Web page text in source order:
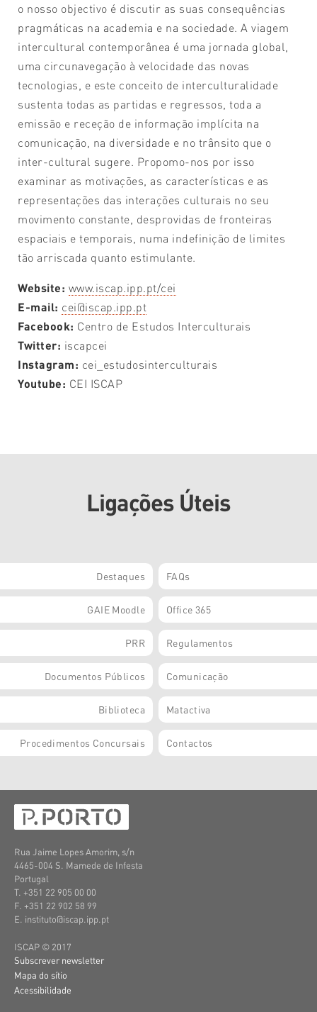
o nosso objectivo é discutir as suas consequências
pragmáticas na academia e na sociedade. A viagem
intercultural contemporânea é uma jornada global,
uma circunavegação à velocidade das novas
tecnologias, e este conceito de interculturalidade
sustenta todas as partidas e regressos, toda a
emissão e receção de informação implícita na
comunicação, na diversidade e no trânsito que o
inter-cultural sugere. Propomo-nos por isso
examinar as motivações, as características e as
representações das interações culturais no seu
movimento constante, desprovidas de fronteiras
espaciais e temporais, numa indefinição de limites
tão arriscada quanto estimulante.
Website: www.iscap.ipp.pt/cei
E-mail: cei@iscap.ipp.pt
Facebook: Centro de Estudos Interculturais
Twitter: iscapcei
Instagram: cei_estudosinterculturais
Youtube: CEI ISCAP
Ligações Úteis
Destaques FAQs
GAIE Moodle Office 365
PRR Regulamentos
Documentos Públicos Comunicação
Biblioteca Matactiva
Procedimentos Concursais Contactos
Rua Jaime Lopes Amorim, s/n
4465-004 S. Mamede de Infesta
Portugal
T. +351 22 905 00 00
F. +351 22 902 58 99
E. instituto@iscap.ipp.pt
ISCAP © 2017
Subscrever newsletter
Mapa do sítio
Acessibilidade